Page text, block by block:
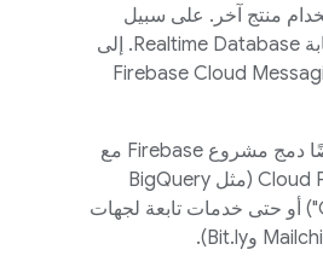
منتج آخر. على سبيل
Realtime Database. إلى
Firebase Cloud
يمكن للإضافة أيضًا دمج مشروع Firebase مع
منتجات Cloud Platform (مثل BigQuery
و"ترجمة Google") أو حتى خدمات تابعة لجهات